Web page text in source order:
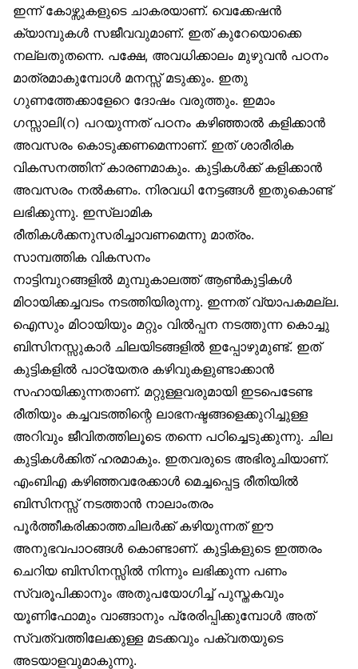
ഇന്ന് കോഴ്സുകളുടെ ചാകരയാണ്. വെക്കേഷന്‍
ക്യാമ്പുകള്‍ സജീവവുമാണ്. ഇത് കുറേയൊക്കെ
നല്ലതുതന്നെ. പക്ഷേ, അവധിക്കാലം മുഴുവന്‍ പഠനം
മാത്രമാകുമ്പോള്‍ മനസ്സ് മടുക്കും. ഇതു
ഗുണത്തേക്കാളേറെ ദോഷം വരുത്തും. ഇമാം
ഗസ്സാലി(റ) പറയുന്നത് പഠനം കഴിഞ്ഞാല്‍ കളിക്കാന്‍
അവസരം കൊടുക്കണമെന്നാണ്. ഇത് ശാരീരിക
വികസനത്തിന് കാരണമാകും. കുട്ടികള്‍ക്ക് കളിക്കാന്‍
അവസരം നല്‍കണം. നിരവധി നേട്ടങ്ങള്‍ ഇതുകൊണ്ട്
ലഭിക്കുന്നു. ഇസ്‌ലാമിക
രീതികള്‍ക്കനുസരിച്ചാവണമെന്നു മാത്രം.
സാമ്പത്തിക വികസനം
നാട്ടിമ്പുറങ്ങളില്‍ മുമ്പുകാലത്ത് ആണ്‍കുട്ടികള്‍
മിഠായിക്കച്ചവടം നടത്തിയിരുന്നു. ഇന്നത് വ്യാപകമല്ല.
ഐസും മിഠായിയും മറ്റും വില്‍പ്പന നടത്തുന്ന കൊച്ചു
ബിസിനസ്സുകാര്‍ ചിലയിടങ്ങളില്‍ ഇപ്പോഴുമുണ്ട്. ഇത്
കുട്ടികളില്‍ പാഠ്യേതര കഴിവുകളുണ്ടാക്കാന്‍
സഹായിക്കുന്നതാണ്. മറ്റുള്ളവരുമായി ഇടപെടേണ്ട
രീതിയും കച്ചവടത്തിന്റെ ലാഭനഷ്ടങ്ങളെക്കുറിച്ചുള്ള
അറിവും ജീവിതത്തിലൂടെ തന്നെ പഠിച്ചെടുക്കുന്നു. ചില
കുട്ടികള്‍ക്കിത് ഹരമാകും. ഇതവരുടെ അഭിരുചിയാണ്.
എംബിഎ കഴിഞ്ഞവരേക്കാള്‍ മെച്ചപ്പെട്ട രീതിയില്‍
ബിസിനസ്സ് നടത്താന്‍ നാലാംതരം
പൂര്‍ത്തീകരിക്കാത്തചിലര്‍ക്ക് കഴിയുന്നത് ഈ
അനുഭവപാഠങ്ങള്‍ കൊണ്ടാണ്. കുട്ടികളുടെ ഇത്തരം
ചെറിയ ബിസിനസ്സില്‍ നിന്നും ലഭിക്കുന്ന പണം
സ്വരൂപിക്കാനും അതുപയോഗിച്ച് പുസ്തകവും
യൂണിഫോമും വാങ്ങാനും പ്രേരിപ്പിക്കുമ്പോള്‍ അത്
സ്വത്വത്തിലേക്കുള്ള മടക്കവും പക്വതയുടെ
അടയാളവുമാകുന്നു.